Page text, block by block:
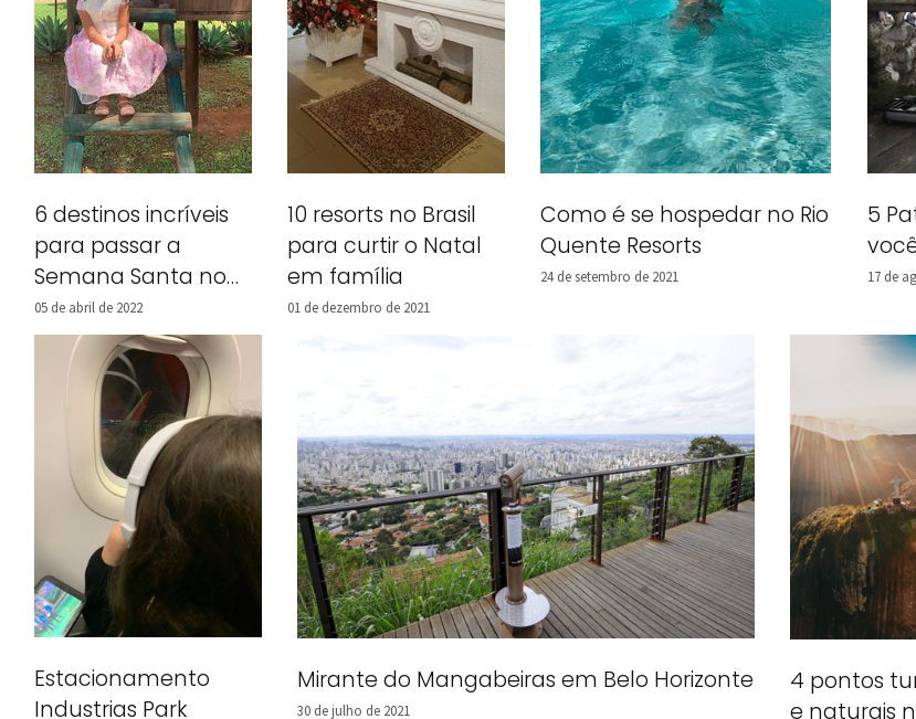
6 destinos incríveis
para passar a
Semana Santa no
Brasil
05 de abril de 2022
10 resorts no Brasil
para curtir o Natal
em família
01 de dezembro de 2021
Como é se hospedar no Rio
Quente Resorts
24 de setembro de 2021
5
17 de
Estacionamento
Industrias Park
Mirante do Mangabeiras em Belo Horizonte
30 de julho de 2021
4 pontos
e naturais